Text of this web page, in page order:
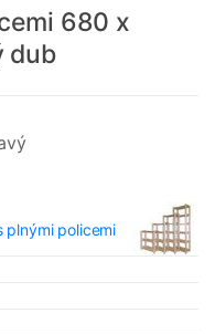
680 x
dub
plnými policemi